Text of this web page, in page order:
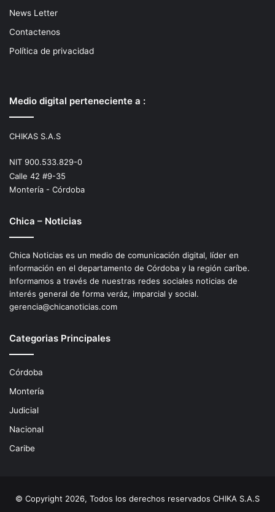
News Letter
Contactenos
Política de privacidad
Medio digital perteneciente a :
CHIKAS S.A.S
NIT 900.533.829-0
Calle 42 #9-35
Montería - Córdoba
Chica – Noticias
Chica Noticias es un medio de comunicación digital, líder en
información en el departamento de Córdoba y la región caríbe.
Informamos a través de nuestras redes sociales noticias de
interés general de forma veráz, imparcial y social.
gerencia@chicanoticias.com
Categorias Principales
Córdoba
Montería
Judicial
Nacional
Caribe
© Copyright 2026, Todos los derechos reservados CHIKA S.A.S